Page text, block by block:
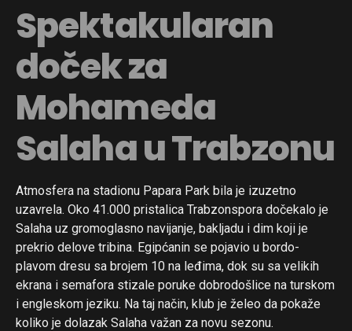
Spektakularan
doček za
Mohameda
Salaha u Trabzonu
Atmosfera na stadionu Papara Park bila je izuzetno
uzavrela. Oko 41.000 pristalica Trabzonspora dočekalo je
Salaha uz gromoglasno navijanje, bakljadu i dim koji je
prekrio delove tribina. Egipćanin se pojavio u bordo-
plavom dresu sa brojem 10 na leđima, dok su sa velikih
ekrana i semafora stizale poruke dobrodošlice na turskom
i engleskom jeziku. Na taj način, klub je želeo da pokaže
koliko je dolazak Salaha važan za novu sezonu.